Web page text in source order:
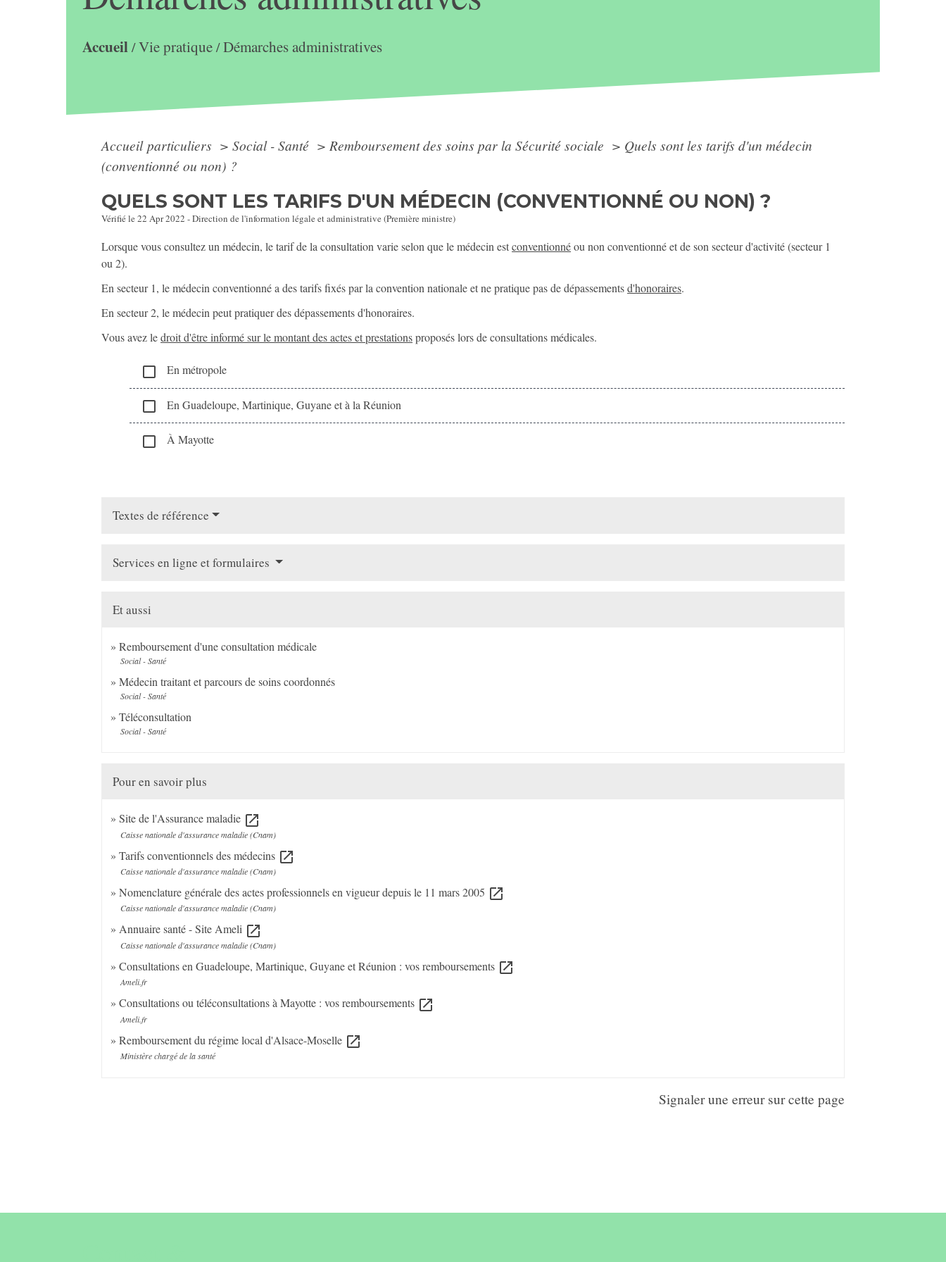
Accueil/Vie pratique/Démarches administratives
Accueil particuliers > Social - Santé > Remboursement des soins par la Sécurité sociale > Quels sont les tarifs d'un médecin
(conventionné ou non) ?
QUELS SONT LES TARIFS D'UN MÉDECIN (CONVENTIONNÉ OU NON) ?
Vérifié le 22 Apr 2022 - Direction de l'information légale et administrative (Première ministre)
Lorsque vous consultez un médecin, le tarif de la consultation varie selon que le médecin estconventionnéou non conventionné et de son secteur d'activité (secteur 1
ou 2).
En secteur 1, le médecin conventionné a des tarifs fixés par la convention nationale et ne pratique pas de dépassementsd'honoraires.
En secteur 2, le médecin peut pratiquer des dépassements d'honoraires.
Vous avez ledroit d'être informé sur le montant des actes et prestationsproposés lors de consultations médicales.
check_box_outline_blank En métropole
check_box_outline_blank En Guadeloupe, Martinique, Guyane et à la Réunion
check_box_outline_blank À Mayotte
Textes de référence
Services en ligne et formulaires
Et aussi
Remboursement d'une consultation médicale
Social - Santé
Médecin traitant et parcours de soins coordonnés
Social - Santé
Téléconsultation
Social - Santé
Pour en savoir plus
Site de l'Assurance maladie open_in_new
Caisse nationale d'assurance maladie (Cnam)
Tarifs conventionnels des médecins open_in_new
Caisse nationale d'assurance maladie (Cnam)
Nomenclature générale des actes professionnels en vigueur depuis le 11 mars 2005 open_in_new
Caisse nationale d'assurance maladie (Cnam)
Annuaire santé - Site Ameli open_in_new
Caisse nationale d'assurance maladie (Cnam)
Consultations en Guadeloupe, Martinique, Guyane et Réunion : vos remboursements open_in_new
Ameli.fr
Consultations ou téléconsultations à Mayotte : vos remboursements open_in_new
Ameli.fr
Remboursement du régime local d'Alsace-Moselle open_in_new
Ministère chargé de la santé
Signaler une erreur sur cette page